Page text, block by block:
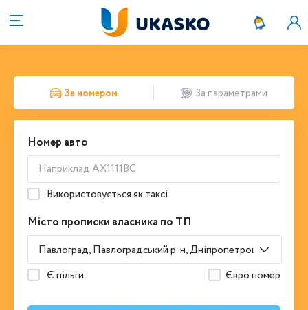
За номером За параметрами
Номер авто
Використовується як таксі
Місто прописки власника по ТП
Павлоград, Павлоградський р-н, Дніпропетровська обл.
Є пільги
Євро номер